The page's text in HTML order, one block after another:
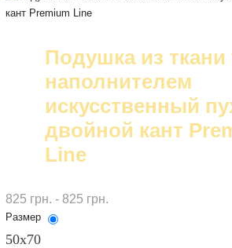
Подушка из ткани
наполнителем
искусственный
двойной кант
Line
825 грн. - 825 грн.
Размер
50х70